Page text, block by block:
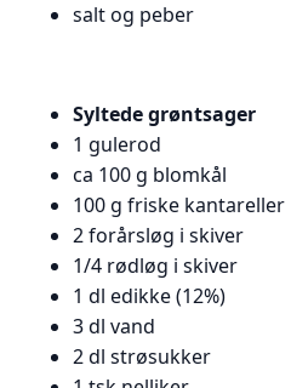
salt og peber
Syltede grøntsager
1 gulerod
ca 100 g blomkål
100 g friske kantareller
2 forårsløg i skiver
1/4 rødløg i skiver
1 dl edikke (12%)
3 dl vand
2 dl strøsukker